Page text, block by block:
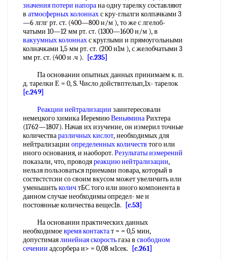
значенияпотери напорана одну тарелку составляют
в атмосферных колоннахс кру-глылги колпачками 3
—6 лглг рт. ст. (400—800 н/м ), то же с лгелоб-
чатыми 10—12 мм рт. ст. (1300—1600 н/м ), в
вакуумных колоннахс круглыми и прямоугольными
колначками 1,5 мм рт. ст. (200 н1м ), с желобчатыми 3
мм рт. ст. (400 н .ч ).
[c.235]
Па основании опытных данных принимаем к. п.
д. тарелки Е = 0, S. Число дойствптелып,1х- тарелок
[c.249]
Реакции нейтрализации заинтересовали
немецкого химика ИеремиюВеньяминаРихтера
(1762—1807). Начав их изучение, он измерил точные
количестваразличных кислот, необходимых для
нейтрализации определенных количеств того или
иного основания, и наоборот. Результаты измерений
показали, что, проводяреакцию нейтрализации,
нельзя пользоваться приемами повара, который в
соствстстсии со своим вкусом может увеличить или
уменьшитьколичтБС того или иного компонента в
данном случае необходимы определ- ме и
постоянные количества вещес1в.
[c.53]
На основании практических данных
необходимоевремя контактат = = 0,5 мин,
допустимаялинейная скоростьгаэа в свободном
сечении адсорбера и> = 0,08 м1сек.
[c.261]